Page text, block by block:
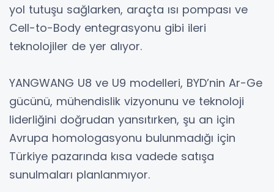
yol tutuşu sağlarken, araçta ısı pompası ve
Cell-to-Body entegrasyonu gibi ileri
teknolojiler de yer alıyor.
YANGWANG U8 ve U9 modelleri, BYD’nin Ar-Ge
gücünü, mühendislik vizyonunu ve teknoloji
liderliğini doğrudan yansıtırken, şu an için
Avrupa homologasyonu bulunmadığı için
Türkiye pazarında kısa vadede satışa
sunulmaları planlanmıyor.